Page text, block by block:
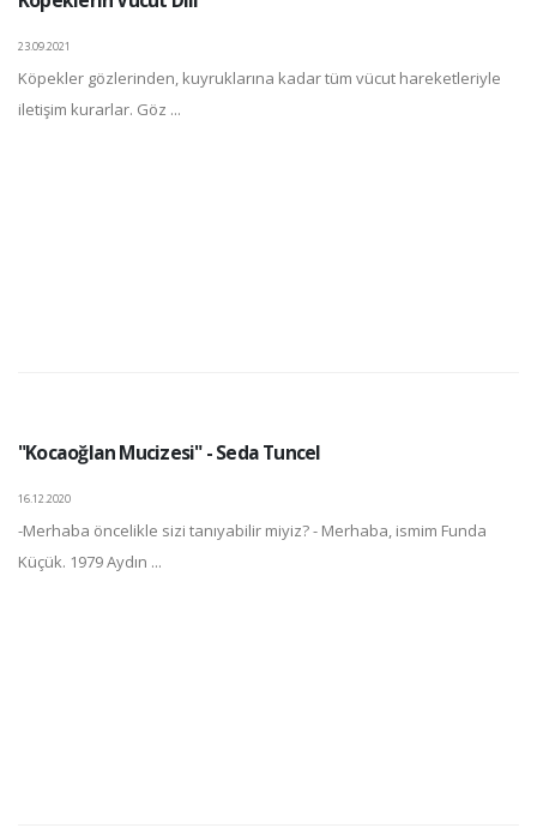
23.09.2021
Köpekler gözlerinden, kuyruklarına kadar tüm vücut hareketleriyle
iletişim kurarlar. Göz ...
"Kocaoğlan Mucizesi" - Seda Tuncel
16.12.2020
-Merhaba öncelikle sizi tanıyabilir miyiz? - Merhaba, ismim Funda
Küçük. 1979 Aydın ...